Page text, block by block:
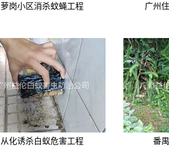
萝岗小区消杀蚊蝇工程 广州
从化诱杀白蚁危害工程 番